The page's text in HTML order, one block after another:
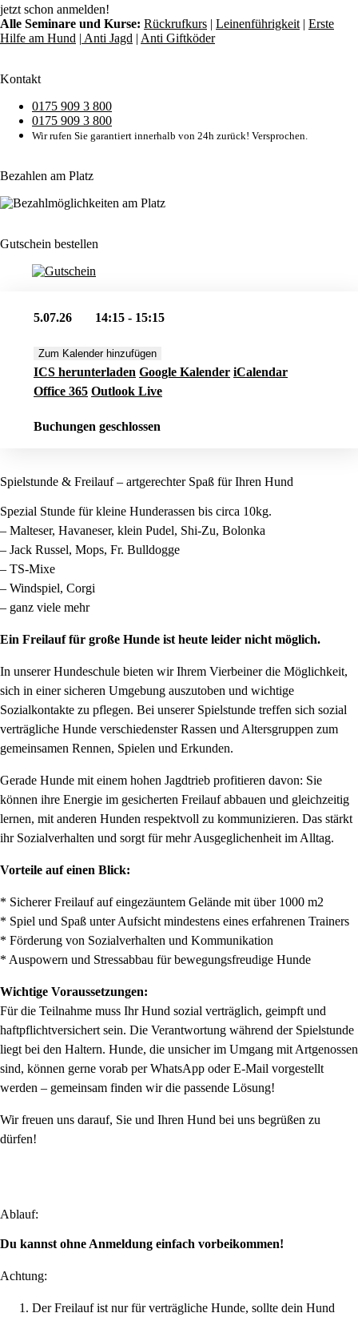
jetzt schon anmelden!
Alle Seminare und Kurse: Rückrufkurs | Leinenführigkeit | Erste
Hilfe am Hund | Anti Jagd | Anti Giftköder
Kontakt
0175 909 3 800
0175 909 3 800
Wir rufen Sie garantiert innerhalb von 24h zurück! Versprochen.
Bezahlen am Platz
Gutschein bestellen
5.07.26 14:15 - 15:15
Zum Kalender hinzufügen
ICS herunterladen Google Kalender iCalendar
Office 365 Outlook Live
Buchungen geschlossen
Spielstunde & Freilauf – artgerechter Spaß für Ihren Hund
Spezial Stunde für kleine Hunderassen bis circa 10kg.
– Malteser, Havaneser, klein Pudel, Shi-Zu, Bolonka
– Jack Russel, Mops, Fr. Bulldogge
– TS-Mixe
– Windspiel, Corgi
– ganz viele mehr
Ein Freilauf für große Hunde ist heute leider nicht möglich.
In unserer Hundeschule bieten wir Ihrem Vierbeiner die Möglichkeit,
sich in einer sicheren Umgebung auszutoben und wichtige
Sozialkontakte zu pflegen. Bei unserer Spielstunde treffen sich sozial
verträgliche Hunde verschiedenster Rassen und Altersgruppen zum
gemeinsamen Rennen, Spielen und Erkunden.
Gerade Hunde mit einem hohen Jagdtrieb profitieren davon: Sie
können ihre Energie im gesicherten Freilauf abbauen und gleichzeitig
lernen, mit anderen Hunden respektvoll zu kommunizieren. Das stärkt
ihr Sozialverhalten und sorgt für mehr Ausgeglichenheit im Alltag.
Vorteile auf einen Blick:
* Sicherer Freilauf auf eingezäuntem Gelände mit über 1000 m2
* Spiel und Spaß unter Aufsicht mindestens eines erfahrenen Trainers
* Förderung von Sozialverhalten und Kommunikation
* Auspowern und Stressabbau für bewegungsfreudige Hunde
Wichtige Voraussetzungen:
Für die Teilnahme muss Ihr Hund sozial verträglich, geimpft und
haftpflichtversichert sein. Die Verantwortung während der Spielstunde
liegt bei den Haltern. Hunde, die unsicher im Umgang mit Artgenossen
sind, können gerne vorab per WhatsApp oder E-Mail vorgestellt
werden – gemeinsam finden wir die passende Lösung!
Wir freuen uns darauf, Sie und Ihren Hund bei uns begrüßen zu
dürfen!
Ablauf:
Du kannst ohne Anmeldung einfach vorbeikommen!
Achtung:
Der Freilauf ist nur für verträgliche Hunde, sollte dein Hund